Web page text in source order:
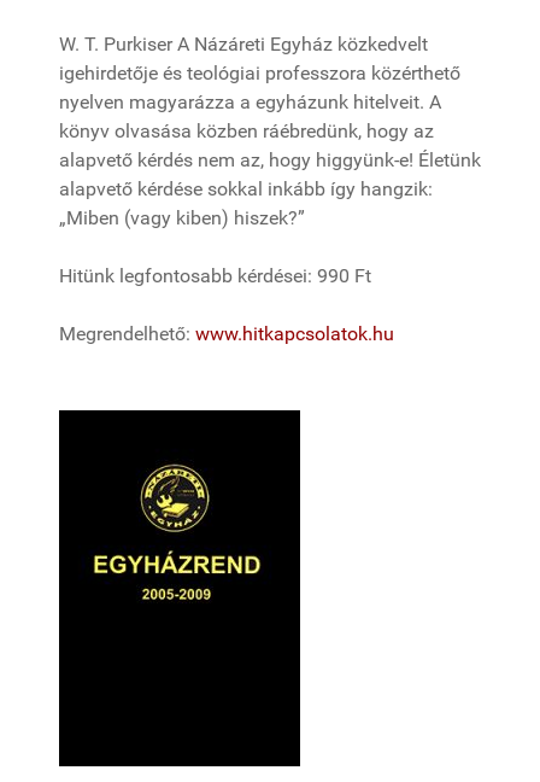
W. T. Purkiser A Názáreti Egyház közkedvelt
igehirdetője és teológiai professzora közérthető
nyelven magyarázza a egyházunk hitelveit. A
könyv olvasása közben ráébredünk, hogy az
alapvető kérdés nem az, hogy higgyünk-e! Életünk
alapvető kérdése sokkal inkább így hangzik:
„Miben (vagy kiben) hiszek?”
Hitünk legfontosabb kérdései: 990 Ft
Megrendelhető: www.hitkapcsolatok.hu